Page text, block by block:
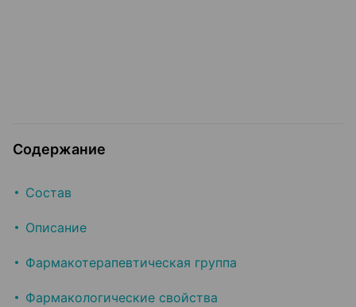
Содержание
Состав
Описание
Фармакотерапевтическая группа
Фармакологические свойства